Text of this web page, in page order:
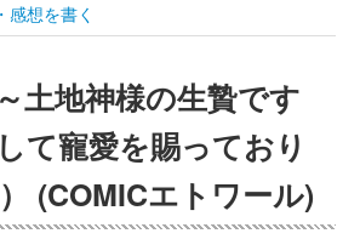
感想を書く
土地神様の生贄です
て寵愛を賜っており
(COMICエトワール)